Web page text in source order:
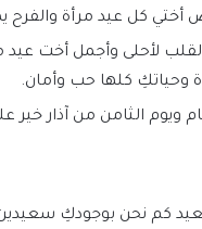
أختي كل عيد مرأة
لأحلى وأجمل أخت عيد
وحياتكِ كلها حب وأمان.
ويوم الثامن من آذار
كم نحن بوجودكِ